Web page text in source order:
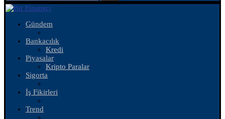
Gündem
Bankacılık
Kredi
Piyasalar
Kripto Paralar
Sigorta
İş Fikirleri
Trend